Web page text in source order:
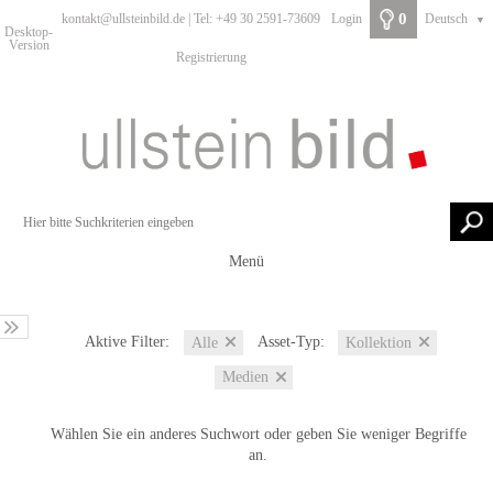
Desktop-
Version
kontakt@ullsteinbild.de | Tel: +49 30 2591-73609 Login
Registrierung
0 Deutsch ▼
Menü
Aktive Filter: Alle Asset-Typ: Kollektion
Medien
Wählen Sie ein anderes Suchwort oder geben Sie weniger Begriffe
an.